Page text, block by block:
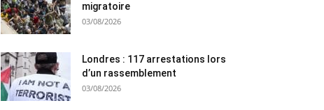
migratoire
03/08/2026
Londres : 117 arrestations lors
d’un rassemblement
03/08/2026